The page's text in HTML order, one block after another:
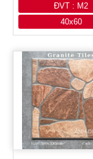
ĐVT : M2
40x60